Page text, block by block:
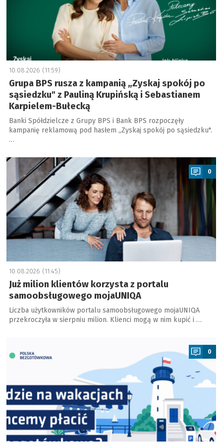
10.08.2026 (11:59)
Grupa BPS rusza z kampanią „Zyskaj spokój po
sąsiedzku" z Pauliną Krupińską i Sebastianem
Karpielem-Bułecką
Banki Spółdzielcze z Grupy BPS i Bank BPS rozpoczęły
kampanię reklamową pod hasłem „Zyskaj spokój po sąsiedzku".
…
a
0
10.08.2026 (11:45)
Już milion klientów korzysta z portalu
samoobsługowego mojaUNIQA
Liczba użytkowników portalu samoobsługowego mojaUNIQA
przekroczyła w sierpniu milion. Klienci mogą w nim kupić i …
0